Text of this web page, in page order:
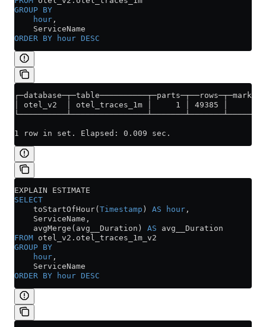
GROUP BY
    hour
,
    ServiceName
ORDER BY hour DESC
┌─database─┬─table──────────┬─parts─┬──rows─┬─marks─┐
│ otel_v2  │ otel_traces_1m │     1 │ 49385 │     6 │
└──────────┴────────────────┴───────┴───────┴───────┘
1 row in set. Elapsed: 0.009 sec.
EXPLAIN ESTIMATE
SELECT
    toStartOfHour(
Timestamp ) AS hour ,
    ServiceName,
    avgMerge(avg__Duration)
AS avg__Duration
FROM otel_v2 . otel_traces_1m_v2
GROUP BY
    hour
,
    ServiceName
ORDER BY hour DESC